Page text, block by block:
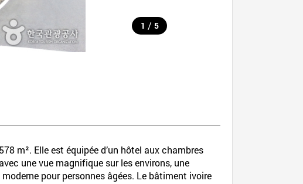
1 / 5
m². Elle est équipée d’un hôtel aux chambres
une vue magnifique sur les environs, une
pour personnes âgées. Le bâtiment ivoire